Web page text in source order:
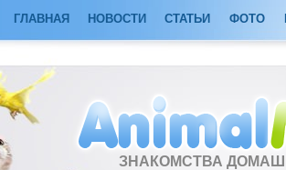
ГЛАВНАЯ НОВОСТИ СТАТЬИ ФОТО
ЗНАКОМСТВА